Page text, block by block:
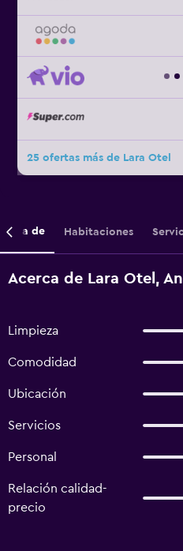
25 ofertas más de Lara Otel
de Habitaciones
Acerca de Lara Otel,
Limpieza
Comodidad
Ubicación
Servicios
Personal
Relación calidad-
precio